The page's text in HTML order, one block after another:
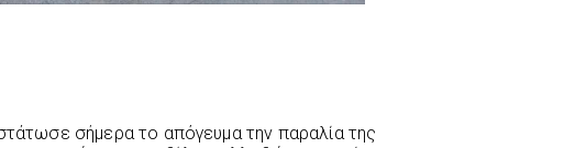
σήμερα το απόγευμα την παραλία της